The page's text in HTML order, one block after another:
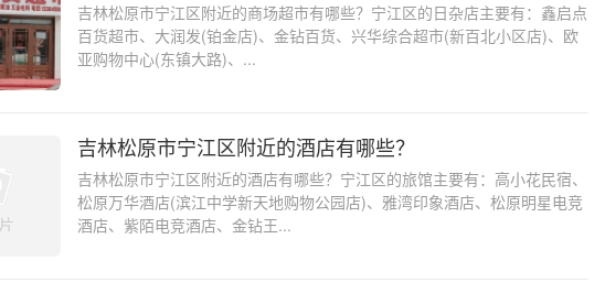
吉林松原市宁江区附近的商场超市有哪些？宁江区的日杂店主要有：鑫启点
百货超市、大润发(铂金店)、金钻百货、兴华综合超市(新百北小区店)、欧
亚购物中心(东镇大路)、...
吉林松原市宁江区附近的酒店有哪些？
吉林松原市宁江区附近的酒店有哪些？宁江区的旅馆主要有：高小花民宿、
松原万华酒店(滨江中学新天地购物公园店)、雅湾印象酒店、松原明星电竞
酒店、紫陌电竞酒店、金钻王...